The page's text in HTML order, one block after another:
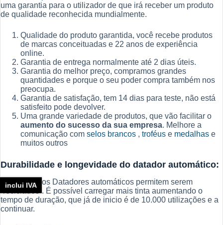
uma garantia para o utilizador de que irá receber um produto
de qualidade reconhecida mundialmente.
Qualidade do produto garantida, você recebe produtos
de marcas conceituadas e 22 anos de experiência
online.
Garantia de entrega normalmente até 2 dias úteis.
Garantia do melhor preço, compramos grandes
quantidades e porque o seu poder compra também nos
preocupa.
Garantia de satisfação, tem 14 dias para teste, não está
satisfeito pode devolver.
Uma grande variedade de produtos, que vão facilitar o
aumento do sucesso da sua empresa. Melhore a
comunicação com selos brancos , troféus e medalhas e
muitos outros
Durabilidade e longevidade do datador automático:
Igualmente os Datadores automáticos permitem serem
“reciclados”. É possível carregar mais tinta aumentando o
tempo de duração, que já de inicio é de 10.000 utilizações e a
continuar.
inclui IVA